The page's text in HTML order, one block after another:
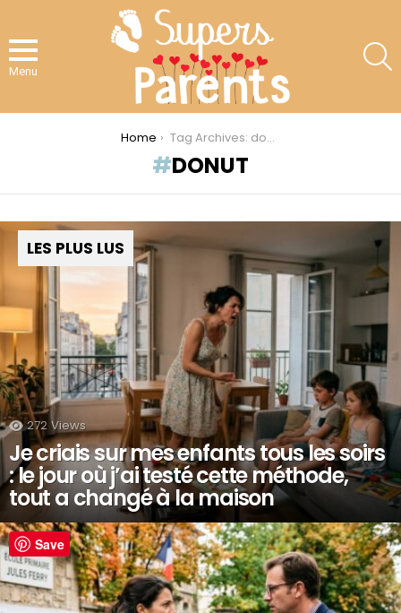
Menu
Home Tag Archives: donut
DONUT
LES PLUS LUS
272 Views
Je criais sur mes enfants tous les soirs
: le jour où j’ai testé cette méthode,
tout a changé à la maison
Save